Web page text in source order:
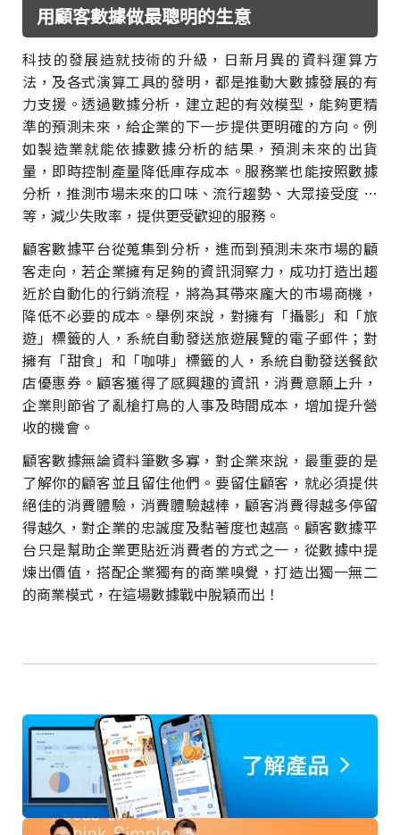
用顧客數據做最聰明的生意
科技的發展造就技術的升級，日新月異的資料運算方
法，及各式演算工具的發明，都是推動大數據發展的有
力支援。透過數據分析，建立起的有效模型，能夠更精
準的預測未來，給企業的下一步提供更明確的方向。例
如製造業就能依據數據分析的結果，預測未來的出貨
量，即時控制產量降低庫存成本。服務業也能按照數據
分析，推測市場未來的口味、流行趨勢、大眾接受度 …
等，減少失敗率，提供更受歡迎的服務。
顧客數據平台從蒐集到分析，進而到預測未來市場的顧
客走向，若企業擁有足夠的資訊洞察力，成功打造出趨
近於自動化的行銷流程，將為其帶來龐大的市場商機，
降低不必要的成本。舉例來說，對擁有「攝影」和「旅
遊」標籤的人，系統自動發送旅遊展覽的電子郵件；對
擁有「甜食」和「咖啡」標籤的人，系統自動發送餐飲
店優惠券。顧客獲得了感興趣的資訊，消費意願上升，
企業則節省了亂槍打鳥的人事及時間成本，增加提升營
收的機會。
顧客數據無論資料筆數多寡，對企業來說，最重要的是
了解你的顧客並且留住他們。要留住顧客，就必須提供
絕佳的消費體驗，消費體驗越棒，顧客消費得越多停留
得越久，對企業的忠誠度及黏著度也越高。顧客數據平
台只是幫助企業更貼近消費者的方式之一，從數據中提
煉出價值，搭配企業獨有的商業嗅覺，打造出獨一無二
的商業模式，在這場數據戰中脫穎而出！